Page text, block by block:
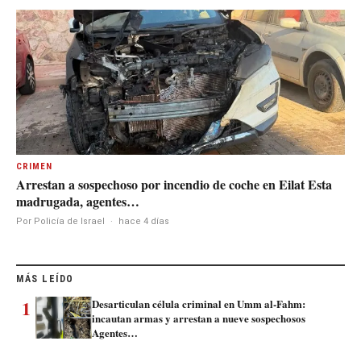
CRIMEN
Arrestan a sospechoso por incendio de coche en Eilat Esta
madrugada, agentes…
Por Policía de Israel · hace 4 días
MÁS LEÍDO
1
Desarticulan célula criminal en Umm al-Fahm:
incautan armas y arrestan a nueve sospechosos
Agentes…